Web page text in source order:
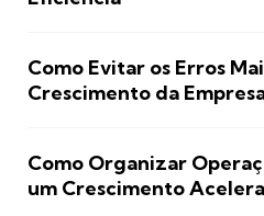
Como Evitar os Erros
Crescimento da
Como Organizar
um Crescimento